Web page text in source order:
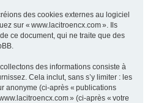
des cookies externes au logiciel
sur « www.lacitroencx.com ». Ils
ce document, qui ne traite que des
des informations consiste à
Cela inclut, sans s’y limiter : les
anonyme (ci-après « publications
» (ci-après « votre